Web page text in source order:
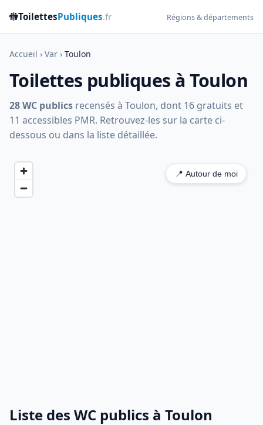
🚻ToilettesPubliques.fr Régions & départements
Accueil › Var › Toulon
Toilettes publiques à Toulon
28 WC publics recensés à Toulon, dont 16 gratuits et
11 accessibles PMR. Retrouvez-les sur la carte ci-
dessous ou dans la liste détaillée.
📍 Autour de moi
Liste des WC publics à Toulon